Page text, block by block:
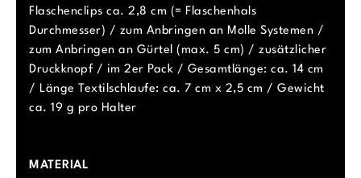
Flaschenclips ca. 2,8 cm (= Flaschenhals
Durchmesser) / zum Anbringen an Molle Systemen /
zum Anbringen an Gürtel (max. 5 cm) / zusätzlicher
Druckknopf / im 2er Pack / Gesamtlänge: ca. 14 cm
/ Länge Textilschlaufe: ca. 7 cm x 2,5 cm / Gewicht
ca. 19 g pro Halter
MATERIAL